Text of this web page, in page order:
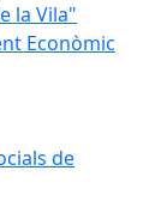
la Vila"
Econòmic
de